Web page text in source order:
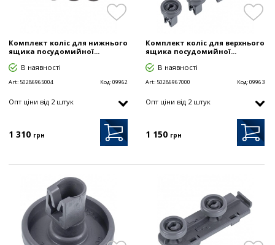
Комплект коліс для нижнього
ящика посудомийної...
В наявності
Art:50286965004 Код:09962
Опт цiни від 2 штук
1 310 грн
Комплект коліс для верхнього
ящика посудомийної...
В наявності
Art:50286967000 Код:09963
Опт цiни від 2 штук
1 150 грн